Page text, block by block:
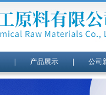
产品展示| 公司